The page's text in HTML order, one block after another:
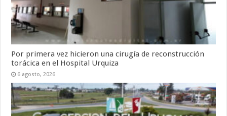
Por primera vez hicieron una cirugía de reconstrucción
torácica en el Hospital Urquiza
6 agosto, 2026